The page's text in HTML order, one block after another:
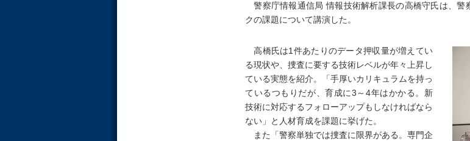
警察庁情報通信局 情報技術解析課長の高橋守氏は、警
クの課題について講演した。
高橋氏は1件あたりのデータ押収量が増えてい
る現状や、捜査に要する技術レベルが年々上昇し
ている実態を紹介。「手厚いカリキュラムを持っ
ているつもりだが、育成に3～4年はかかる。新
技術に対応するフォローアップもしなければなら
ない」と人材育成を課題に挙げた。
また「警察単独では捜査に限界がある。専門企